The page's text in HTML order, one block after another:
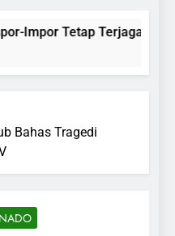
Impor Tetap Terjaga
Bahas Tragedi